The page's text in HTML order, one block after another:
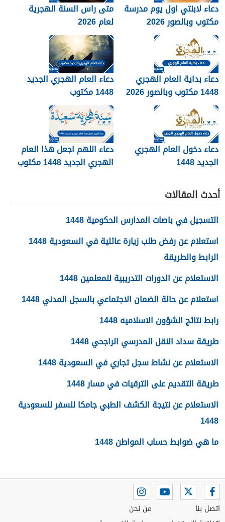
دعاء لابنتي اول يوم مدرسة
مكتوب وبالصور 2026
متى راس السنة الهجرية
لعام 2026
دعاء بداية العام الهجري
1448 مكتوب وبالصور 2026
دعاء العام الهجري الجديد
1448 مكتوب
دعاء دخول العام الهجري
الجديد 1448
دعاء اللهم اجعل هذا العام
الهجري الجديد 1448 مكتوب
أحدث المقالات
التسجيل في باصات المدارس الحكومية 1448
استعلام عن رفض طلب زيارة عائلية في السعودية 1448
الرابط والطريقة
الاستعلام عن الدورات التدريبية للمعلمين 1448
استعلام عن حالة الضمان الاجتماعي بالسجل المدني 1448
رابط نتائج الشؤون الاسلاميه 1448
طريقة سداد النقل المدرسي الراجحي 1448
الاستعلام عن نشاط سجل تجاري في السعودية 1448
طريقة التقديم على الترقيات في مسار 1448
الاستعلام عن نتيجة الكشف الطبي جامكا للسفر للسعودية
1448
ما هي ضوابط حساب المواطن 1448
اتصل بنا
من نحن